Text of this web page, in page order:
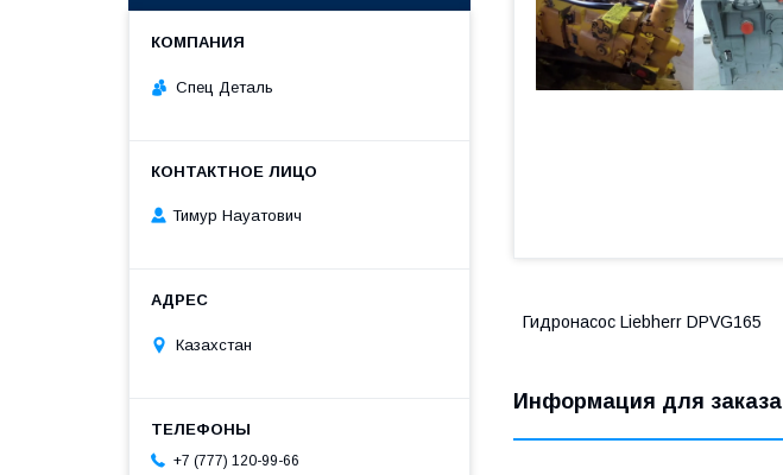
Гидронасос Liebherr DPVG165
Информация для заказа
Спец Деталь
Тимур Науатович
Казахстан
+7 (777) 120-99-66